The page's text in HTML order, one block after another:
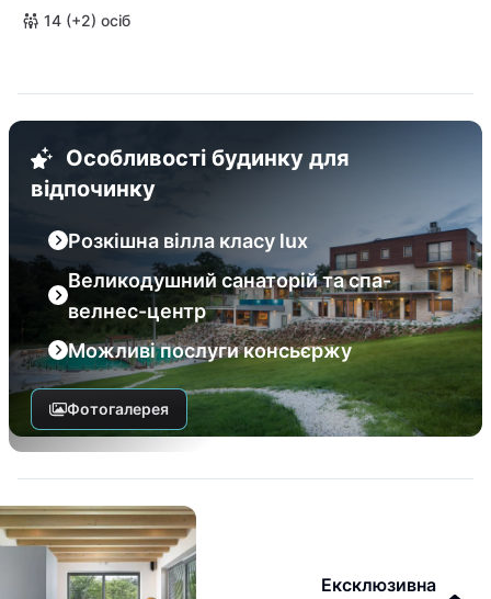
14 (+2) осіб
Особливості будинку для
відпочинку
Розкішна вілла класу lux
Великодушний санаторій та спа-
велнес-центр
Можливі послуги консьєржу
Фотогалерея
Ексклюзивна